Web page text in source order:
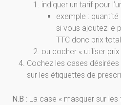
indiquer un tarif pour
exemple : quantité
si vous ajoutez le
TTC donc prix
ou cocher « utiliser
Cochez les cases
sur les étiquettes de
N.B : La case « masquer sur